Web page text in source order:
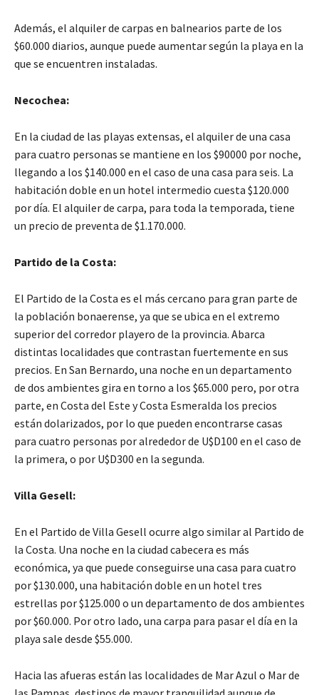
Además, el alquiler de carpas en balnearios parte de los
$60.000 diarios, aunque puede aumentar según la playa en la
que se encuentren instaladas.
Necochea:
En la ciudad de las playas extensas, el alquiler de una casa
para cuatro personas se mantiene en los $90000 por noche,
llegando a los $140.000 en el caso de una casa para seis. La
habitación doble en un hotel intermedio cuesta $120.000
por día. El alquiler de carpa, para toda la temporada, tiene
un precio de preventa de $1.170.000.
Partido de la Costa:
El Partido de la Costa es el más cercano para gran parte de
la población bonaerense, ya que se ubica en el extremo
superior del corredor playero de la provincia. Abarca
distintas localidades que contrastan fuertemente en sus
precios. En San Bernardo, una noche en un departamento
de dos ambientes gira en torno a los $65.000 pero, por otra
parte, en Costa del Este y Costa Esmeralda los precios
están dolarizados, por lo que pueden encontrarse casas
para cuatro personas por alrededor de U$D100 en el caso de
la primera, o por U$D300 en la segunda.
Villa Gesell:
En el Partido de Villa Gesell ocurre algo similar al Partido de
la Costa. Una noche en la ciudad cabecera es más
económica, ya que puede conseguirse una casa para cuatro
por $130.000, una habitación doble en un hotel tres
estrellas por $125.000 o un departamento de dos ambientes
por $60.000. Por otro lado, una carpa para pasar el día en la
playa sale desde $55.000.
Hacia las afueras están las localidades de Mar Azul o Mar de